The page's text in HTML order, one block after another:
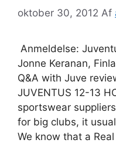
oktober 30, 2012 Af
Anmeldelse:
Jonne Keranan,
Q&A with Juve
JUVENTUS 12-13
sportswear
for big clubs, it
We know that a